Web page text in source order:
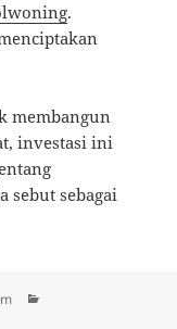
.
membangun
investasi ini
sebut sebagai